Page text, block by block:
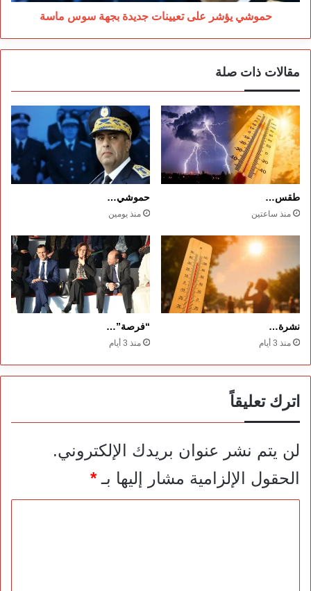
حموشي يؤشر على تعيينات جديدة بجهة سوس ماسة
مقالات ذات صلة
طقس…
منذ ساعتين
حموشي…
منذ يومين
نشرة…
منذ 3 أيام
“فرصة”…
منذ 3 أيام
اترك تعليقاً
لن يتم نشر عنوان بريدك الإلكتروني.
الحقول الإلزامية مشار إليها بـ*